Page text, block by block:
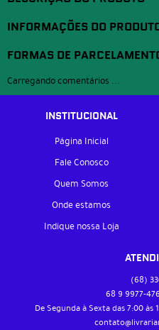
INFORMAÇÕES DO
FORMAS DE
Carregando comentários ...
INSTITUCIONAL
Página Inicial
Fale Conosco
Quem Somos
Onde estamos
Indique nossa Loja
(68)
68 9 9977-
De Segunda à Sexta das 7:00 às